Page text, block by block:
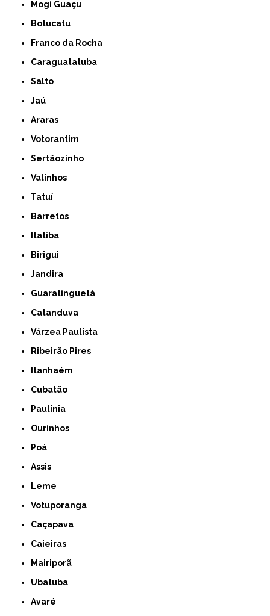
Mogi Guaçu
Botucatu
Franco da Rocha
Caraguatatuba
Salto
Jaú
Araras
Votorantim
Sertãozinho
Valinhos
Tatuí
Barretos
Itatiba
Birigui
Jandira
Guaratinguetá
Catanduva
Várzea Paulista
Ribeirão Pires
Itanhaém
Cubatão
Paulínia
Ourinhos
Poá
Assis
Leme
Votuporanga
Caçapava
Caieiras
Mairiporã
Ubatuba
Avaré